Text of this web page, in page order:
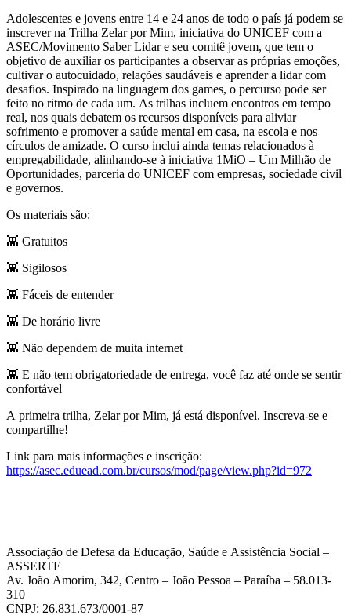
Adolescentes e jovens entre 14 e 24 anos de todo o país já podem se
inscrever na Trilha Zelar por Mim, iniciativa do UNICEF com a
ASEC/Movimento Saber Lidar e seu comitê jovem, que tem o
objetivo de auxiliar os participantes a observar as próprias emoções,
cultivar o autocuidado, relações saudáveis e aprender a lidar com
desafios. Inspirado na linguagem dos games, o percurso pode ser
feito no ritmo de cada um. As trilhas incluem encontros em tempo
real, nos quais debatem os recursos disponíveis para aliviar
sofrimento e promover a saúde mental em casa, na escola e nos
círculos de amizade. O curso inclui ainda temas relacionados à
empregabilidade, alinhando-se à iniciativa 1MiO – Um Milhão de
Oportunidades, parceria do UNICEF com empresas, sociedade civil
e governos.
Os materiais são:
👾 Gratuitos
👾 Sigilosos
👾 Fáceis de entender
👾 De horário livre
👾 Não dependem de muita internet
👾 E não tem obrigatoriedade de entrega, você faz até onde se sentir
confortável
A primeira trilha, Zelar por Mim, já está disponível. Inscreva-se e
compartilhe!
Link para mais informações e inscrição:
https://asec.eduead.com.br/cursos/mod/page/view.php?id=972
Associação de Defesa da Educação, Saúde e Assistência Social –
ASSERTE
Av. João Amorim, 342, Centro – João Pessoa – Paraíba – 58.013-
310
CNPJ: 26.831.673/0001-87